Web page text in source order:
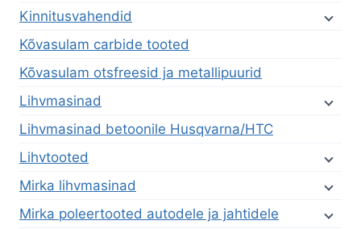
Kinnitusvahendid
Kõvasulam carbide tooted
Kõvasulam otsfreesid ja metallipuurid
Lihvmasinad
Lihvmasinad betoonile Husqvarna/HTC
Lihvtooted
Mirka lihvmasinad
Mirka poleertooted autodele ja jahtidele